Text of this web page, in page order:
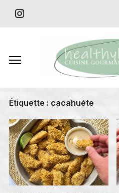
instagram
Étiquette : cacahuète